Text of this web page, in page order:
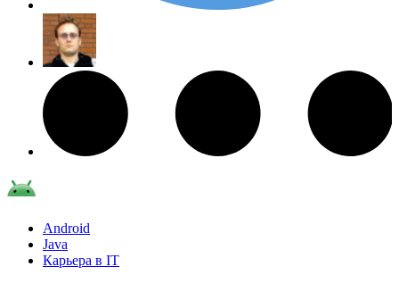
Android
Java
Карьера в IT